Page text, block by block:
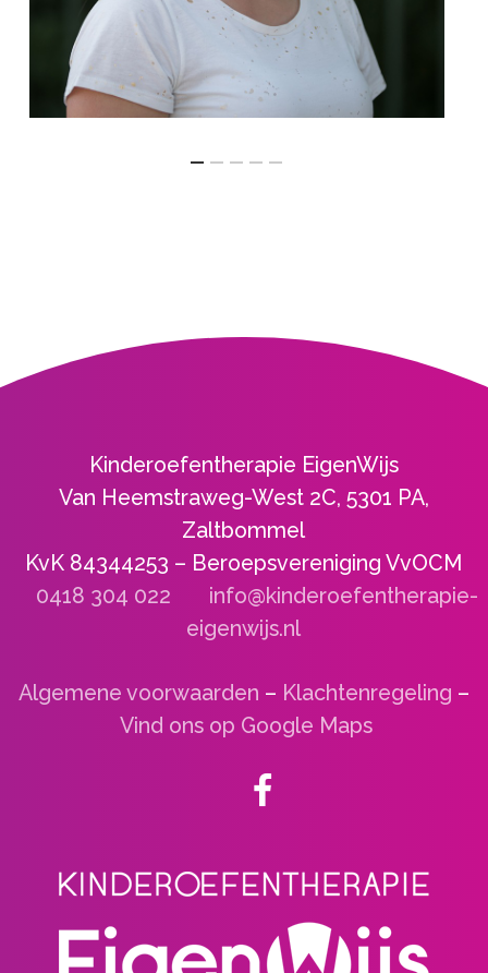
Kinderoefentherapie EigenWijs
Van Heemstraweg-West 2C, 5301 PA,
Zaltbommel
KvK 84344253 – Beroepsvereniging VvOCM
0418 304 022
info@kinderoefentherapie-
eigenwijs.nl
Algemene voorwaarden – Klachtenregeling –
Vind ons op Google Maps